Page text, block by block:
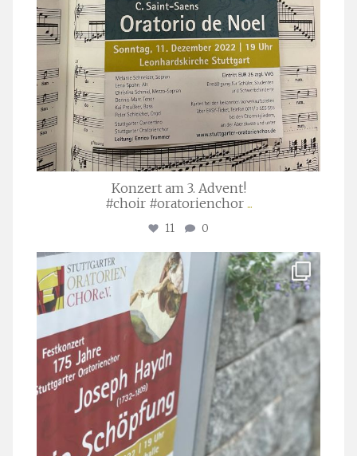
Konzert am 3. Advent!
#choir #oratorienchor ...
11 0
stuttgarter_oratorienchor
Juli 23